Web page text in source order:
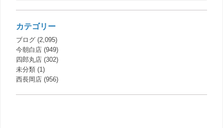
カテゴリー
ブログ (2,095)
今朝白店 (949)
四郎丸店 (302)
未分類 (1)
西長岡店 (956)